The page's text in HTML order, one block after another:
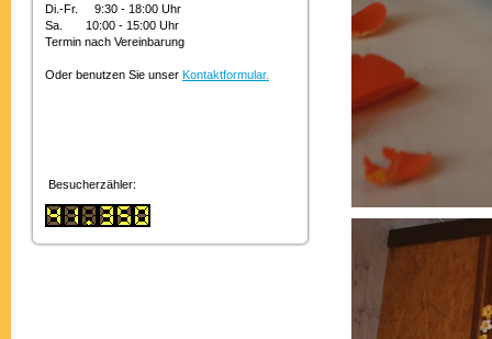
Di.-Fr. 9:30 - 18:00 Uhr
Sa. 10:00 - 15:00 Uhr
Termin nach Vereinbarung
Oder benutzen Sie unser Kontaktformular.
Besucherzähler: